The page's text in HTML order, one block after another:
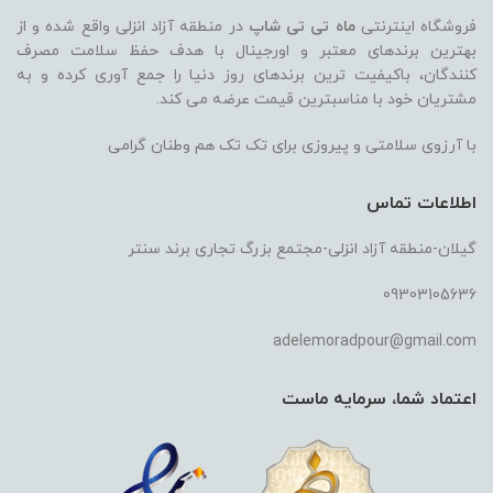
فروشگاه اینترنتیماه تی تی شاپ در منطقه آزاد انزلی واقع شده و از
بهترین برندهای معتبر و اورجینال با هدف حفظ سلامت مصرف
کنندگان، باکیفیت ترین برندهای روز دنیا را جمع آوری کرده و به
مشتریان خود با مناسبترین قیمت عرضه می کند.
با آرزوی سلامتی و پیروزی برای تک تک هم وطنان گرامی
اطلاعات تماس
گیلان-منطقه آزاد انزلی-مجتمع بزرگ تجاری برند سنتر
09303105636
adelemoradpour@gmail.com
اعتماد شما، سرمایه ماست